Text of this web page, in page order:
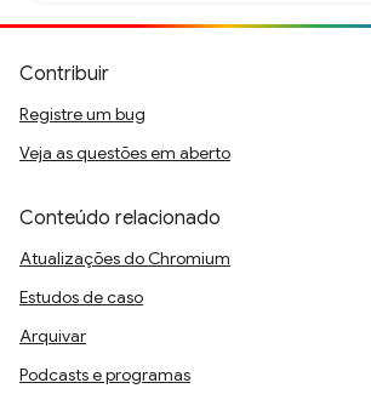
Contribuir
Registre um bug
Veja as questões em aberto
Conteúdo relacionado
Atualizações do Chromium
Estudos de caso
Arquivar
Podcasts e programas